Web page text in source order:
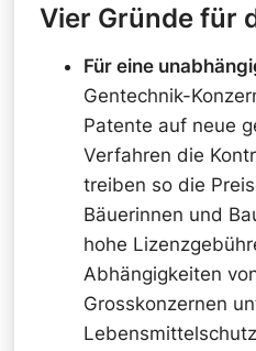
Vier Gründe für
Für eine
Gentechnik-
Patente auf neue
Verfahren die
treiben so die
Bäuerinnen und
hohe
Abhängigkeiten
Grosskonzernen